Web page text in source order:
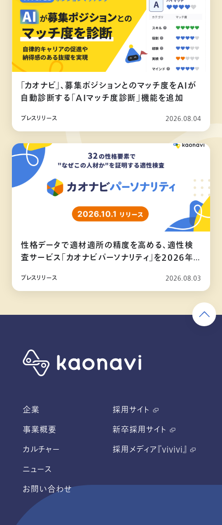
「カオナビ」、募集ポジションとのマッチ度をAIが
自動診断する「AIマッチ度診断」機能を追加
プレスリリース 2026.08.04
性格データで適材適所の精度を高める、適性検
査サービス「カオナビパーソナリティ」を2026年
プレスリリース 2026.08.03
企業
事業概要
カルチャー
ニュース
お問い合わせ
採用サイト
新卒採用サイト
採用メディア『vivivi』